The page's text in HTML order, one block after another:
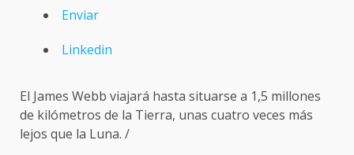
Enviar
Linkedin
El James Webb viajará hasta situarse a 1,5 millones
de kilómetros de la Tierra, unas cuatro veces más
lejos que la Luna. /